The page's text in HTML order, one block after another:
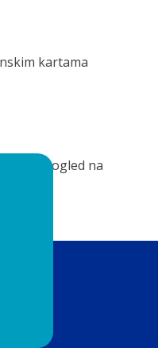
kartama
uz pogled na